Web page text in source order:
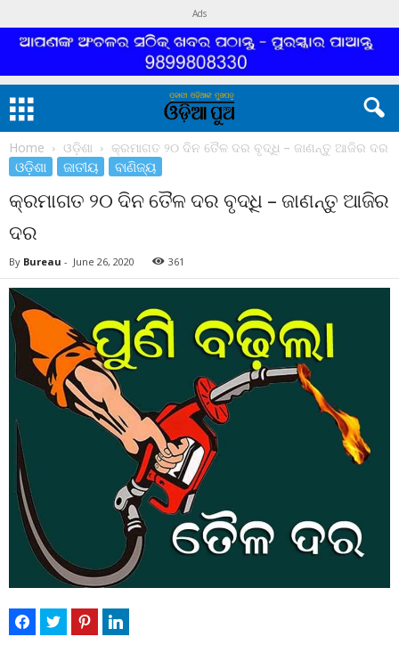
Ads
Home ଓଡ଼ିଶା କ୍ରମାଗତ ୨୦ ଦିନ ତୈଳ ଦର ବୃଦ୍ଧି – ଜାଣନ୍ତୁ ଆଜିର ଦର
ଓଡ଼ିଶା ଜାତୀୟ ବାଣିଜ୍ୟ
କ୍ରମାଗତ ୨୦ ଦିନ ତୈଳ ଦର ବୃଦ୍ଧି – ଜାଣନ୍ତୁ ଆଜିର
ଦର
By Bureau - June 26, 2020 361